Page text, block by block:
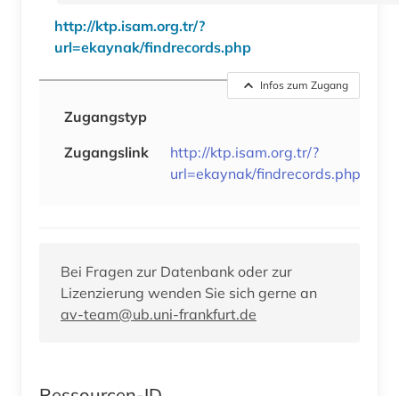
http://ktp.isam.org.tr/?
url=ekaynak/findrecords.php
Infos zum Zugang
Zugangstyp
Zugangslink
http://ktp.isam.org.tr/?
url=ekaynak/findrecords.php
Bei Fragen zur Datenbank oder zur
Lizenzierung wenden Sie sich gerne an
av-team@ub.uni-frankfurt.de